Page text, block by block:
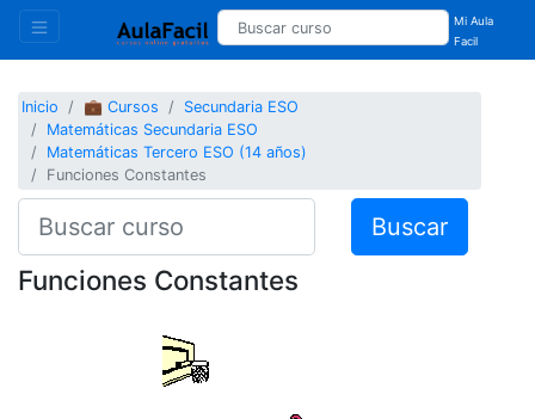
Mi Aula
Facil
Inicio 💼 Cursos
Secundaria ESO
Matemáticas Secundaria ESO
Matemáticas Tercero ESO (14 años)
Funciones Constantes
Buscar
Funciones Constantes